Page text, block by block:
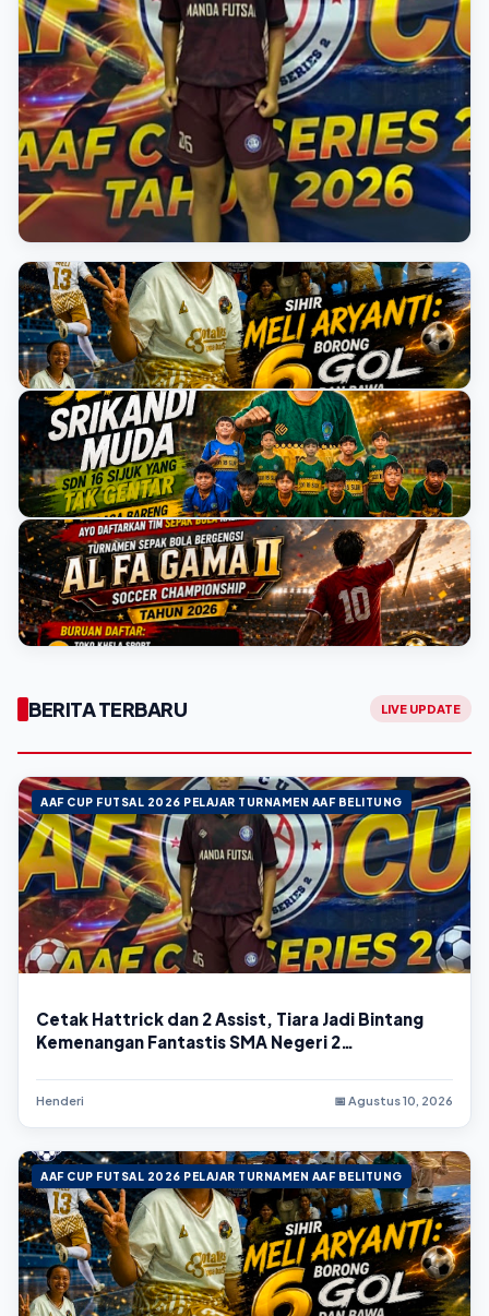
BREAKING NEWS
AAF CUP FUTSAL 2026 PELAJAR TURNAMEN AAF BELITUNG
Cetak Hattrick dan 2 Assist, Tiara
Jadi Bintang Kemenangan
Fantastis SMA Negeri 2
Tanjungpandan
👤 Henderi•📅 Agustus 10, 2026
AAF CUP FUTSAL 2026 PELAJAR TURNAMEN AAF BELITUNG
Sihir Meli Aryanti: Borong 6 Gol dan Bawa SMAN 1
Manggar Pesta Gol
📅Agustus 10, 2026
AAF CUP FUTSAL 2026 PELAJAR TURNAMEN AAF BELITUNG
Mengenal Seren: Srikandi Muda SDN 16 Sijuk yang Tak
Gentar Berlaga Bareng Tim Putra
📅Agustus 09, 2026
Al Fa Gama II Soccer Championship 2026 Resmi Dibuka,
BERITA TERBARU LIVE UPDATE
AAF CUP FUTSAL 2026 PELAJAR TURNAMEN AAF BELITUNG
Cetak Hattrick dan 2 Assist, Tiara Jadi Bintang
Kemenangan Fantastis SMA Negeri 2
Henderi 📅 Agustus 10, 2026
AAF CUP FUTSAL 2026 PELAJAR TURNAMEN AAF BELITUNG